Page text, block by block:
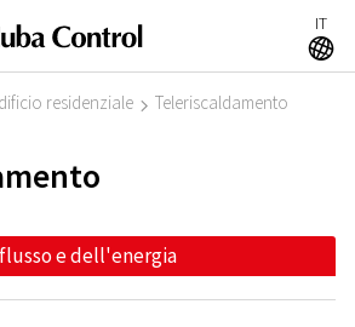
IT
A
residenziale I Teleriscaldamento
e dell'energia